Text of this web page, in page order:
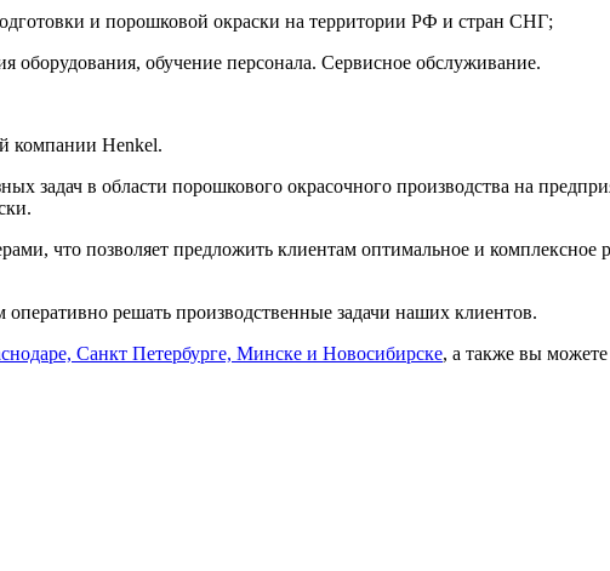
и порошковой окраски на территории РФ и стран СНГ;
оборудования, обучение персонала. Сервисное обслуживание.
компании Henkel.
задач в области порошкового окрасочного производства на
что позволяет предложить клиентам оптимальное и комплексное
решать производственные задачи наших клиентов.
Санкт Петербурге, Минске и Новосибирске, а также вы